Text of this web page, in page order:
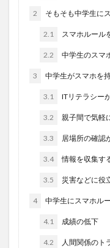
2 そもそも中学生に
2.1 スマホルール
2.2 中学生のスマ
3 中学生がスマホを
3.1 ITリテラシー
3.2 親子間で気軽
3.3 居場所の確認
3.4 情報を収集す
3.5 災害などに役
4 中学生にスマホル
4.1 成績の低下
4.2 人間関係のト